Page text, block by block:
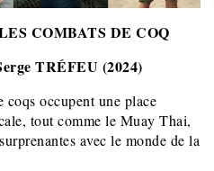
COMBATS DE COQ
TRÉFEU (2024)
coqs occupent une place
tout comme le Muay Thai,
avec le monde de la